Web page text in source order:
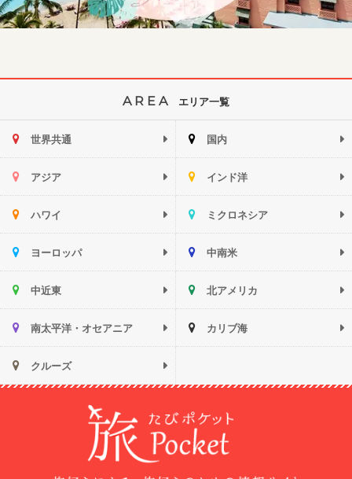
AREA エリア一覧
世界共通 国内
アジア インド洋
ハワイ ミクロネシア
ヨーロッパ 中南米
中近東 北アメリカ
南太平洋・オセアニア カリブ海
クルーズ